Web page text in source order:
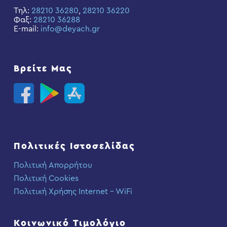
Τηλ: 28210 36280, 28210 36220
Φαξ: 28210 36288
E-mail: info@deyach.gr
Βρείτε Μας
Πολιτικές Ιστοσελίδας
Πολιτική Απορρήτου
Πολιτική Cookies
Πολιτική Χρήσης Internet – WiFi
Κοινωνικό Τιμολόγιο